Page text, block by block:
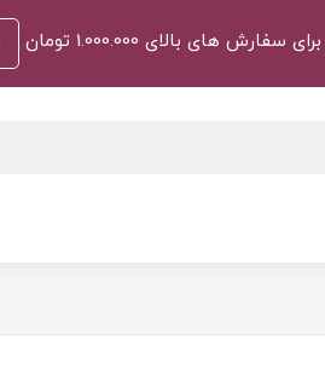
های بالای 1.000.000 تومان